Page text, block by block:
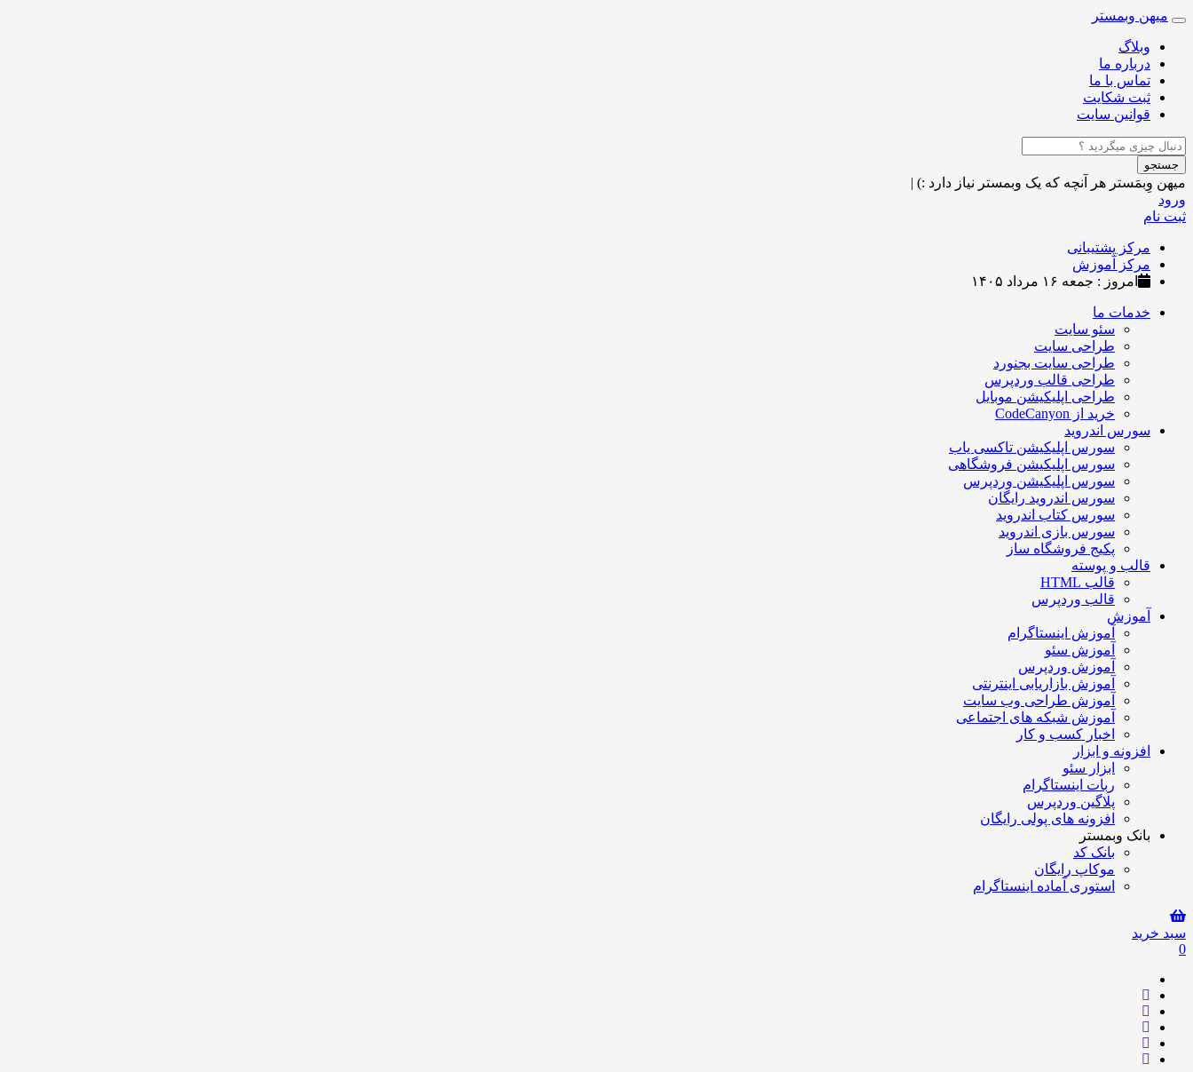
Toggle
navigation
میهن وبمستر
وبلاگ
درباره ما
تماس با ما
ثبت شکایت
قوانین سایت
جستجو
میهن وِبمَستر هر آنچه که یک وبمستر نیاز دارد :) |
ورود
ثبت نام
مرکز پشتیبانی
مرکز آموزش
امروز : جمعه ۱۶ مرداد ۱۴۰۵
خدمات ما
سئو سایت
طراحی سایت
طراحی سایت بجنورد
طراحی قالب وردپرس
طراحی اپلیکیشن موبایل
خرید از CodeCanyon
سورس اندروید
سورس اپلیکیشن تاکسی یاب
سورس اپلیکیشن فروشگاهی
سورس اپلیکیشن وردپرس
سورس اندروید رایگان
سورس کتاب اندروید
سورس بازی اندروید
پکیج فروشگاه ساز
قالب و پوسته
قالب HTML
قالب وردپرس
آموزش
آموزش اینستاگرام
آموزش سئو
آموزش وردپرس
آموزش بازاریابی اینترنتی
آموزش طراحی وب سایت
آموزش شبکه های اجتماعی
اخبار کسب و کار
افزونه و ابزار
ابزار سئو
ربات اینستاگرام
پلاگین وردپرس
افزونه های پولی رایگان
بانک وبمستر
بانک کد
موکاپ رایگان
استوری آماده اینستاگرام
سبد خرید
0